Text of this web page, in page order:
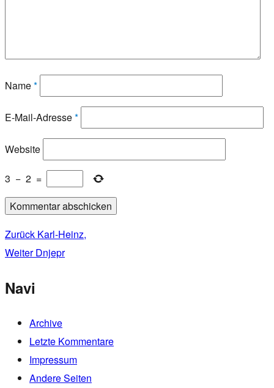
Name*
E-Mail-Adresse*
Website
3 − 2 =
Beitragsnavigation
Zurück Vorheriger
Beitrag:
Karl-Heinz,
Weiter Nächster
Dnjepr
Navi
Archive
Letzte Kommentare
Impressum
Andere Seiten